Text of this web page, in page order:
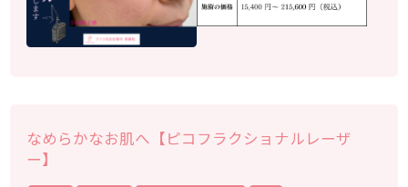
なめらかなお肌へ【ピコフラクショナルレーザ
ー】